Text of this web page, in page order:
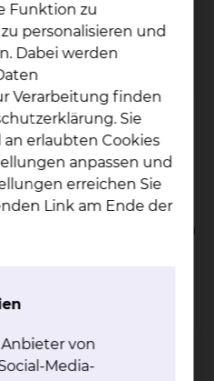
Personen
an Angeboten und
stellen
Leistungen vor,
rund um das Thema
umfasst
Funktion zu
personalisieren und
Dabei werden
Verarbeitung finden
Sie
erlaubten Cookies
anpassen und
erreichen Sie
Link am Ende der
von
Media-